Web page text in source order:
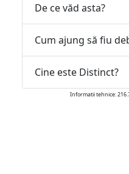
De ce văd asta?
Cum ajung să fiu
Cine este Distinct?
Informatii tehnice: